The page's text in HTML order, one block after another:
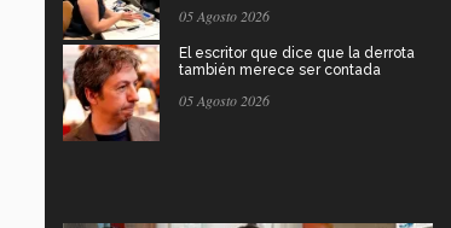
05 Agosto 2026
El escritor que dice que la derrota
también merece ser contada
05 Agosto 2026